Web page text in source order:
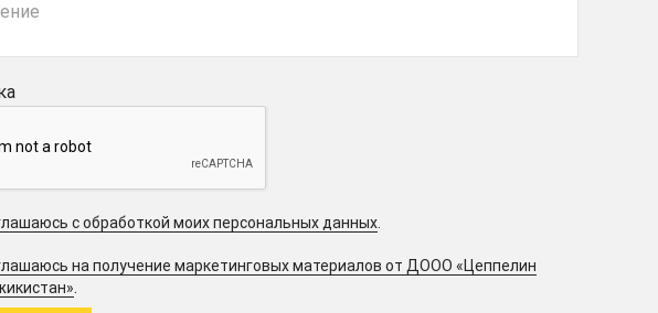
с обработкой моих персональных данных
на получение маркетинговых материалов от ДООО «Цеппелин
.